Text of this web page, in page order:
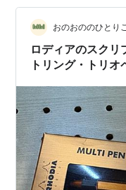
とは、1ページに ・
・2027年の1月1日
おのおののひとり
ロディアのスクリ
トリング・トリ